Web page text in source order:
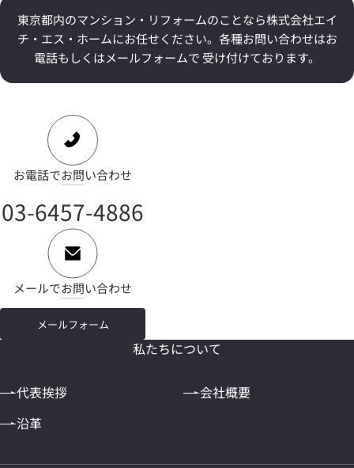
東京都内のマンション・リフォームのことなら株式会社エイ
チ・エス・ホームにお任せください。 各種お問い合わせはお
電話もしくはメールフォームで 受け付けております。
お電話でお問い合わせ
03-6457-4886
メールでお問い合わせ
メールフォーム
私たちについて
代表挨拶
会社概要
沿革